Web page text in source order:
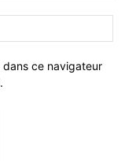
dans ce navigateur